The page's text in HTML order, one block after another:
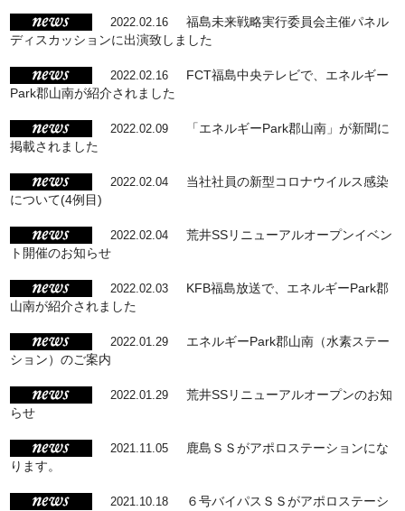
2022.02.16
福島未来戦略実行委員会主催パネル
ディスカッションに出演致しました
2022.02.16
FCT福島中央テレビで、エネルギー
Park郡山南が紹介されました
2022.02.09
「エネルギーPark郡山南」が新聞に
掲載されました
2022.02.04
当社社員の新型コロナウイルス感染
について(4例目)
2022.02.04
荒井SSリニューアルオープンイベン
ト開催のお知らせ
2022.02.03
KFB福島放送で、エネルギーPark郡
山南が紹介されました
2022.01.29
エネルギーPark郡山南（水素ステー
ション）のご案内
2022.01.29
荒井SSリニューアルオープンのお知
らせ
2021.11.05
鹿島ＳＳがアポロステーションにな
ります。
2021.10.18
６号バイパスＳＳがアポロステーシ